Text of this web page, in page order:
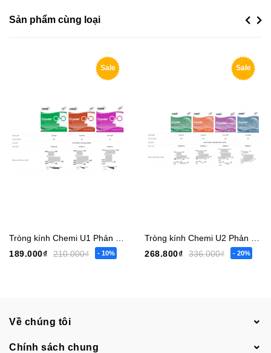
Sản phẩm cùng loại Previous
Sale
189.000₫
210.000₫ - 10%
Sale
268.800₫
336.000₫ - 20%
Next
Về chúng tôi
Chính sách chung